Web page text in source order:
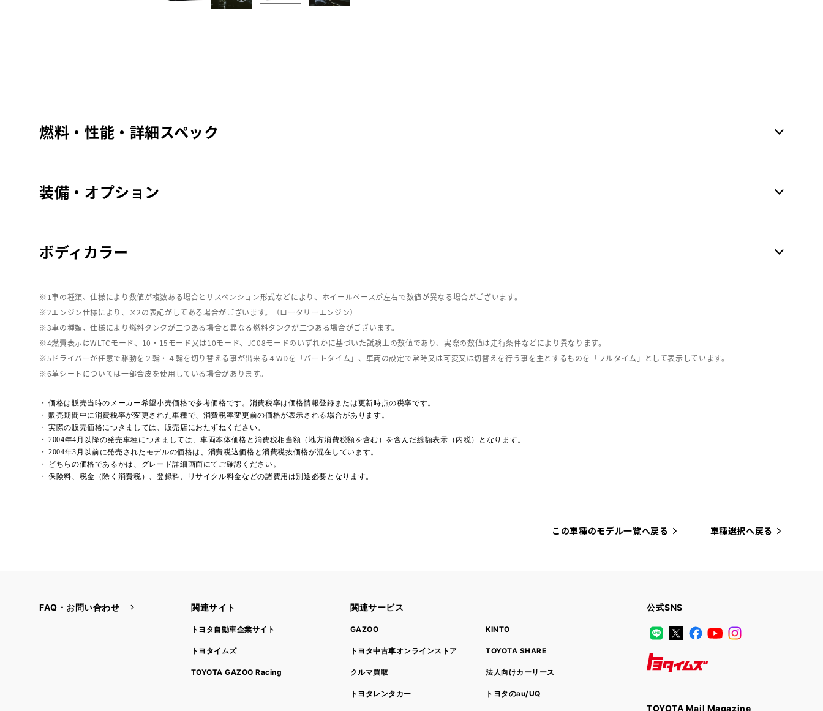
燃料・性能・詳細スペック
装備・オプション
ボディカラー
車の種類、仕様により数値が複数ある場合とサスペンション形式などにより、ホイールベースが左右で数値が異なる場合がございます。
エンジン仕様により、×2の表記がしてある場合がございます。（ロータリーエンジン）
車の種類、仕様により燃料タンクが二つある場合と異なる燃料タンクが二つある場合がございます。
燃費表示はWLTCモード、10・15モード又は10モード、JC08モードのいずれかに基づいた試験上の数値であり、実際の数値は走行条件などにより異なります。
ドライバーが任意で駆動を２輪・４輪を切り替える事が出来る４WDを「パートタイム」、車両の設定で常時又は可変又は切替えを行う事を主とするものを「フルタイム」として表示しています。
革シートについては一部合皮を使用している場合があります。
価格は販売当時のメーカー希望小売価格で参考価格です。消費税率は価格情報登録または更新時点の税率です。
販売期間中に消費税率が変更された車種で、消費税率変更前の価格が表示される場合があります。
実際の販売価格につきましては、販売店におたずねください。
2004年4月以降の発売車種につきましては、車両本体価格と消費税相当額（地方消費税額を含む）を含んだ総額表示（内税）となります。
2004年3月以前に発売されたモデルの価格は、消費税込価格と消費税抜価格が混在しています。
どちらの価格であるかは、グレード詳細画面にてご確認ください。
保険料、税金（除く消費税）、登録料、リサイクル料金などの諸費用は別途必要となります。
この車種のモデル一覧へ戻る 車種選択へ戻る
FAQ・お問い合わせ 関連サイト
トヨタ自動車企業サイト
トヨタイムズ
TOYOTA GAZOO Racing
関連サービス
GAZOO
トヨタ中古車オンラインストア
クルマ買取
トヨタレンタカー
KINTO
TOYOTA SHARE
法人向けカーリース
トヨタのau/UQ
公式SNS
LINEX Facebook
YouTube
TOYOTA Mail Magazine